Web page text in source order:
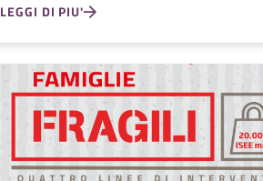
LEGGI DI PIU'